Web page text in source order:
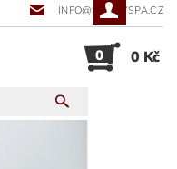
INFO@SUNNYSPA.CZ
0 0 Kč